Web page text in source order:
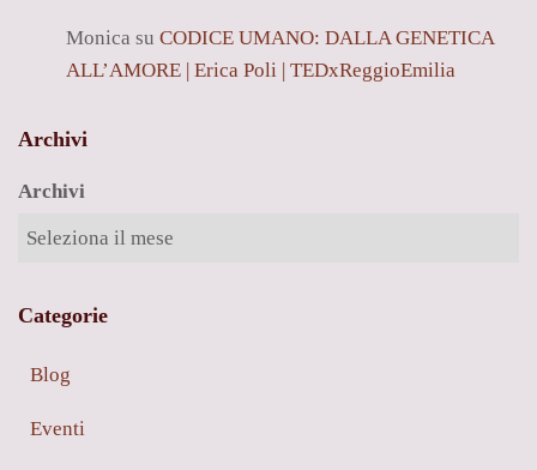
Monica su CODICE UMANO: DALLA GENETICA
ALL’AMORE | Erica Poli | TEDxReggioEmilia
Archivi
Archivi
Categorie
Blog
Eventi